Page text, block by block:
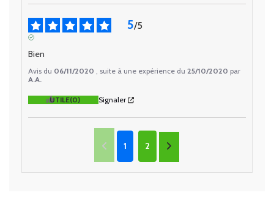
5/5
Bien
Avis du 06/11/2020 , suite à une expérience du 25/10/2020 par
A.A.
UTILE(0) Signaler
1 2